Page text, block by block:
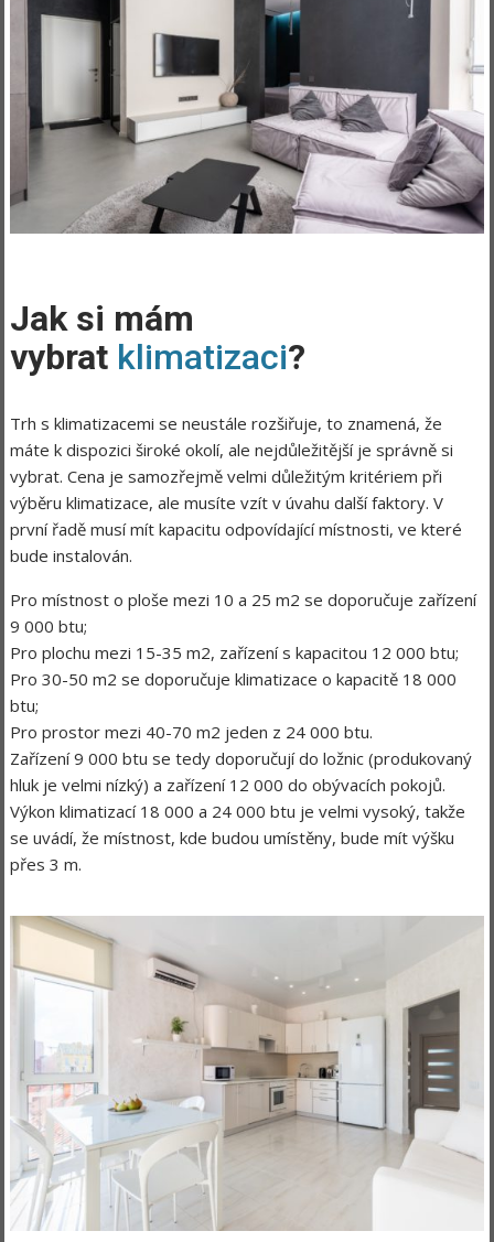
Jak si mám
vybrat klimatizaci?
Trh s klimatizacemi se neustále rozšiřuje, to znamená, že
máte k dispozici široké okolí, ale nejdůležitější je správně si
vybrat. Cena je samozřejmě velmi důležitým kritériem při
výběru klimatizace, ale musíte vzít v úvahu další faktory. V
první řadě musí mít kapacitu odpovídající místnosti, ve které
bude instalován.
Pro místnost o ploše mezi 10 a 25 m2 se doporučuje zařízení
9 000 btu;
Pro plochu mezi 15-35 m2, zařízení s kapacitou 12 000 btu;
Pro 30-50 m2 se doporučuje klimatizace o kapacitě 18 000
btu;
Pro prostor mezi 40-70 m2 jeden z 24 000 btu.
Zařízení 9 000 btu se tedy doporučují do ložnic (produkovaný
hluk je velmi nízký) a zařízení 12 000 do obývacích pokojů.
Výkon klimatizací 18 000 a 24 000 btu je velmi vysoký, takže
se uvádí, že místnost, kde budou umístěny, bude mít výšku
přes 3 m.